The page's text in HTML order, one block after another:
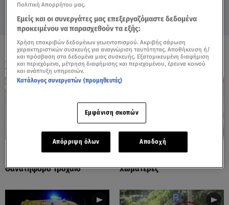
ΟΛΑ ΤΑ ΒΙΝΤΕΟ
Πόρτο Ράφτη: Bίντεο
Θανατηφόρο Τροχαίο
Πάρος: Τα Διάσπαρτα Φυτίλια
Χωματερές
Πολιτική Απορρήτου μας.
Εμείς και οι συνεργάτες μας επεξεργαζόμαστε δεδομένα
προκειμένου να παρασχεθούν τα εξής:
Χρήση επακριβών δεδομένων γεωεντοπισμού. Ακριβής σάρωση
χαρακτηριστικών συσκευής για αναγνώριση ταυτότητας. Αποθήκευση ή/
και πρόσβαση στα δεδομένα μιας συσκευής. Εξατομικευμένη διαφήμιση
και περιεχόμενο, μέτρηση διαφήμισης και περιεχομένου, έρευνα κοινού
και ανάπτυξη υπηρεσιών.
Κατάλογος συνεργατών (προμηθευτές)
Εμφάνιση σκοπών
Απόρριψη όλων Αποδοχή